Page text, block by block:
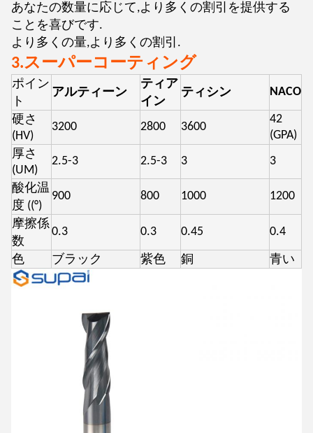
あなたの数量に応じて,より多くの割引を提供する
ことを喜びです.
より多くの量,より多くの割引.
3.スーパーコーティング
ポイン
ト
アルティーン
ティア
イン
ティシン NACO
硬さ
(HV)
3200 2800 3600
42
(GPA)
厚さ
(UM)
2.5-3 2.5-3 3 3
酸化温
度 ((°)
900 800 1000 1200
摩擦係
数
0.3 0.3 0.45 0.4
色 ブラック 紫色 銅 青い